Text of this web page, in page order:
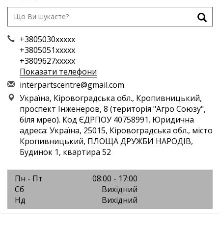
+3805030xxxxx
+3805051xxxxx
+3809627xxxxx
Показати телефони
interpartscentre@gmail.com
Україна, Кіровоградська обл., Кропивницький,
проспект Інженеров, 8 (територія "Агро Союзу",
біля мрео). Код ЄДРПОУ 40758991. Юридична
адреса: Україна, 25015, Кіровоградська обл., місто
Кропивницький, ПЛОЩА ДРУЖБИ НАРОДІВ,
Будинок 1, квартира 52
Пн - Пт
08:00 - 17:00
Сб
Вихідний
Нд
Вихідний